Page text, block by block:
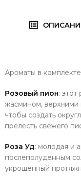
Ароматы в
Розовый пион:
жасмином,
чтобы создать
прелесть свежего
Роза Уд: молодая и
послеполуденным
укрощенный